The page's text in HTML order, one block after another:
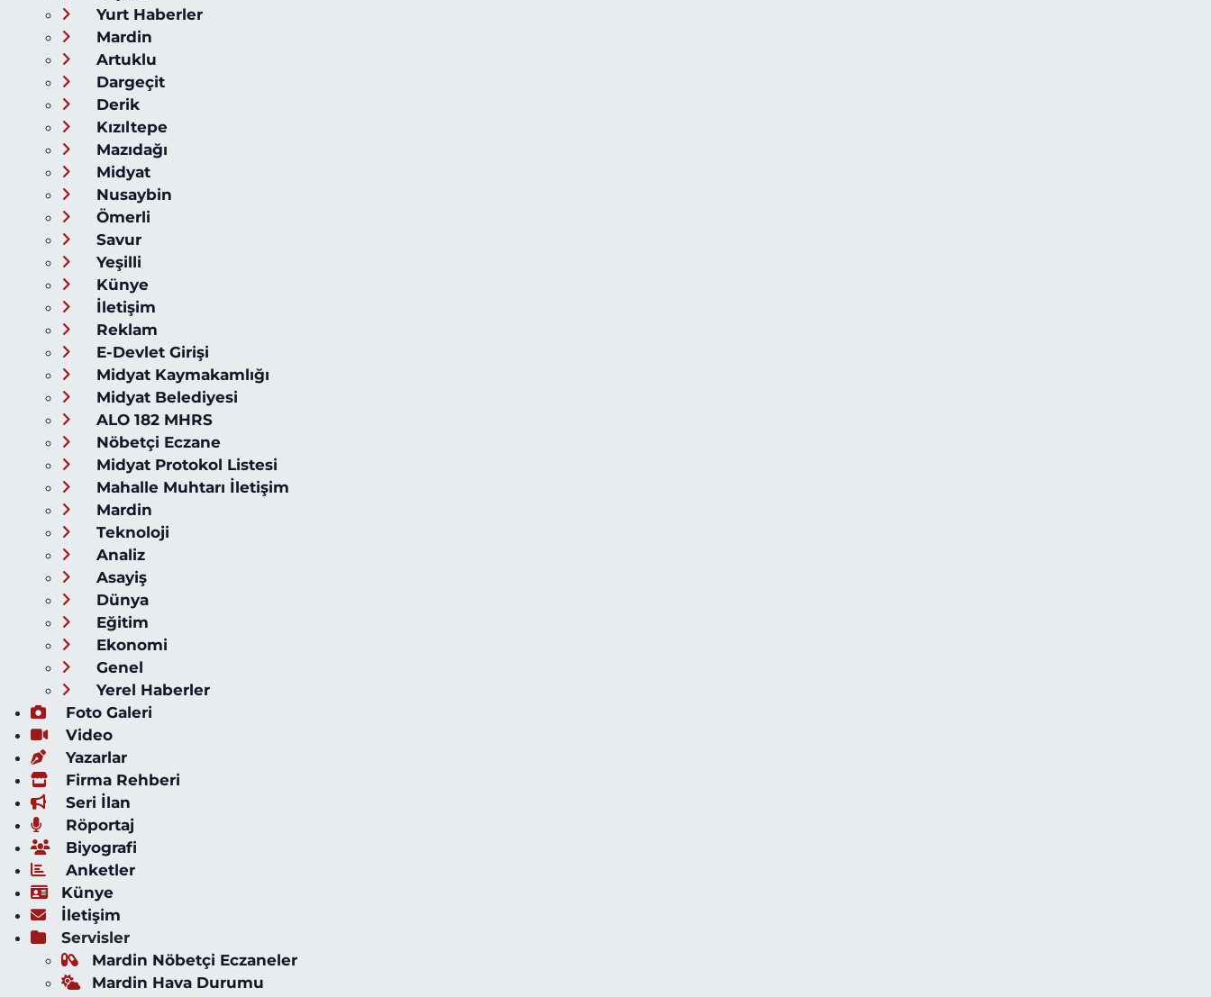
Yurt Haberler
Mardin
Artuklu
Dargeçit
Derik
Kızıltepe
Mazıdağı
Midyat
Nusaybin
Ömerli
Savur
Yeşilli
Künye
İletişim
Reklam
E-Devlet Girişi
Midyat Kaymakamlığı
Midyat Belediyesi
ALO 182 MHRS
Nöbetçi Eczane
Midyat Protokol Listesi
Mahalle Muhtarı İletişim
Mardin
Teknoloji
Analiz
Asayiş
Dünya
Eğitim
Ekonomi
Genel
Yerel Haberler
Foto Galeri
Video
Yazarlar
Firma Rehberi
Seri İlan
Röportaj
Biyografi
Anketler
Künye
İletişim
Servisler
Mardin Nöbetçi Eczaneler
Mardin Hava Durumu